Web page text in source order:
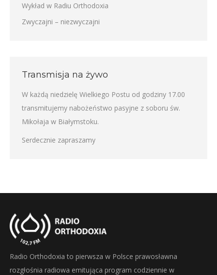
Wykład w Radiu Orthodoxia
Zwyczajni – niezwyczajni
Transmisja na żywo
W każdą niedzielę Wielkiego Postu od godziny 17.00
transmitujemy nabożeństwo pasyjne z soboru św.
Mikołaja w Białymstoku.
Serdecznie zapraszamy
Radio Orthodoxia to pierwsza w Polsce prawosławna
rozgłośnia radiowa emitująca program codziennie w